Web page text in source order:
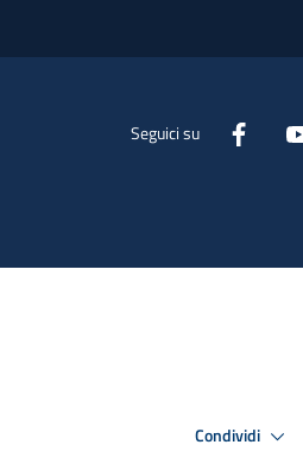
Seguici su
Condividi